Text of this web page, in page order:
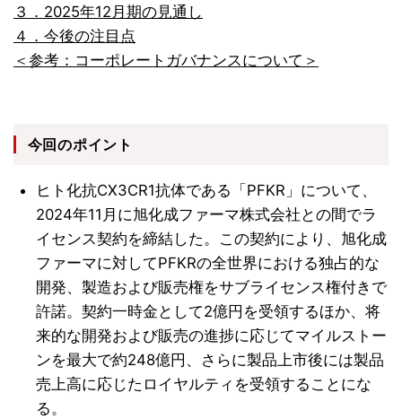
３．2025年12月期の見通し
４．今後の注目点
＜参考：コーポレートガバナンスについて＞
今回のポイント
ヒト化抗CX3CR1抗体である「PFKR」について、
2024年11月に旭化成ファーマ株式会社との間でラ
イセンス契約を締結した。この契約により、旭化成
ファーマに対してPFKRの全世界における独占的な
開発、製造および販売権をサブライセンス権付きで
許諾。契約一時金として2億円を受領するほか、将
来的な開発および販売の進捗に応じてマイルストー
ンを最大で約248億円、さらに製品上市後には製品
売上高に応じたロイヤルティを受領することにな
る。